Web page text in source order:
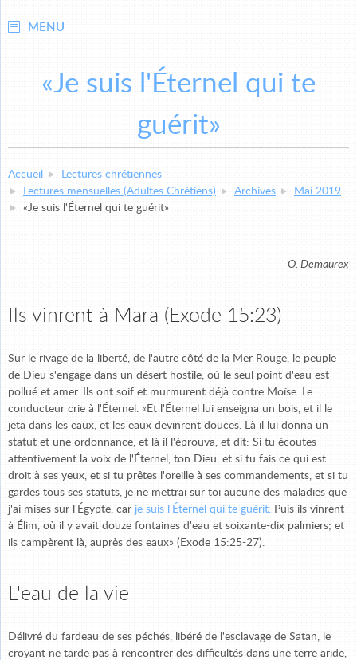
MENU
«Je suis l'Éternel qui te
guérit»
Accueil
Lectures chrétiennes
Lectures mensuelles (Adultes Chrétiens)
Archives
Mai 2019
«Je suis l'Éternel qui te guérit»
O. Demaurex
Ils vinrent à Mara (Exode 15:23)
Sur le rivage de la liberté, de l'autre côté de la Mer Rouge, le peuple
de Dieu s'engage dans un désert hostile, où le seul point d'eau est
pollué et amer. Ils ont soif et murmurent déjà contre Moïse. Le
conducteur crie à l'Éternel. «Et l'Éternel lui enseigna un bois, et il le
jeta dans les eaux, et les eaux devinrent douces. Là il lui donna un
statut et une ordonnance, et là il l'éprouva, et dit: Si tu écoutes
attentivement la voix de l'Éternel, ton Dieu, et si tu fais ce qui est
droit à ses yeux, et si tu prêtes l'oreille à ses commandements, et si tu
gardes tous ses statuts, je ne mettrai sur toi aucune des maladies que
j'ai mises sur l'Égypte, car je suis l'Éternel qui te guérit. Puis ils vinrent
à Élim, où il y avait douze fontaines d'eau et soixante-dix palmiers; et
ils campèrent là, auprès des eaux» (Exode 15:25-27).
L'eau de la vie
Délivré du fardeau de ses péchés, libéré de l'esclavage de Satan, le
croyant ne tarde pas à rencontrer des difficultés dans une terre aride,